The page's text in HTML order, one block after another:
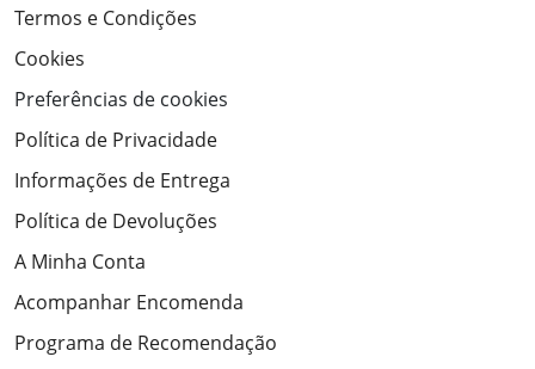
Termos e Condições
Cookies
Preferências de cookies
Política de Privacidade
Informações de Entrega
Política de Devoluções
A Minha Conta
Acompanhar Encomenda
Programa de Recomendação